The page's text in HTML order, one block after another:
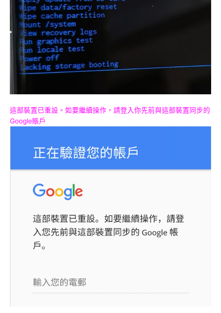
這部裝置已重設。如要繼續操作，請登入你先前與這部裝置同步的
Google賬戶